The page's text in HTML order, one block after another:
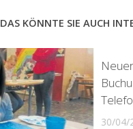
DAS KÖNNTE SIE AUCH
30/04/